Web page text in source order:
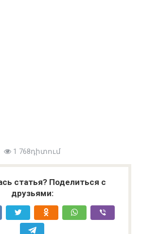
1 768դիտում
статья? Поделиться с
друзьями: